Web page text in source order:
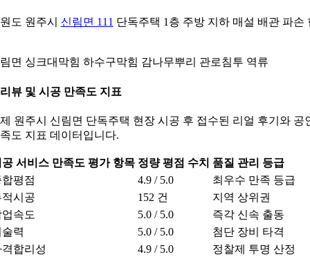
도 원주시 신림면 111 단독주택 1층 주방 지하 매설 배관 파손
면 싱크대막힘 하수구막힘 감나무뿌리 관로침투 역류
뷰 및 시공 만족도 지표
원주시 신림면 단독주택 현장 시공 후 접수된 리얼 후기와 공
도 지표 데이터입니다.
서비스 만족도 평가 항목 정량 평점 수치 품질 관리 등급
평점
4.9 / 5.0
최우수 만족 등급
시공
152 건
지역 상위권
속도
5.0 / 5.0
즉각 신속 출동
력
5.0 / 5.0
첨단 장비 타격
합리성
4.9 / 5.0
정찰제 투명 산정